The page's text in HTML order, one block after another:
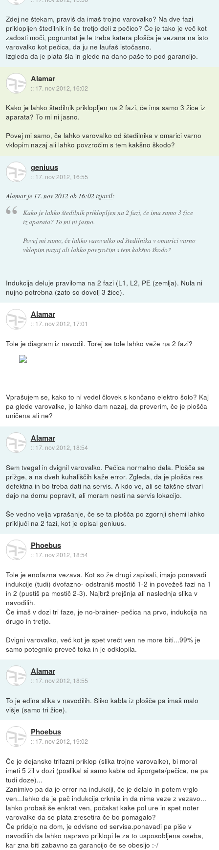
Zdej ne štekam, praviš da imaš trojno varovalko? Na dve fazi
priklopljen štedilnik in še tretjo deli z pečico? Če je tako je več kot
zadosti moči, pogruntat je le treba katera plošča je vezana na isto
varovalko kot pečica, da ju ne laufaš istočasno.
Izgleda da je plata šla in glede na dano paše to pod garancijo.
Alamar
:: 17. nov 2012, 16:02
Kako je lahko štedilnik priklopljen na 2 fazi, če ima samo 3 žice iz
aparata? To mi ni jasno.
Povej mi samo, če lahko varovalko od štedilnika v omarici varno
vklopim nazaj ali lahko povzročim s tem kakšno škodo?
geniuus
:: 17. nov 2012, 16:55
Alamarje 17. nov 2012 ob 16:02 izjavil:
Kako je lahko štedilnik priklopljen na 2 fazi, če ima samo 3 žice
iz aparata? To mi ni jasno.
Povej mi samo, če lahko varovalko od štedilnika v omarici varno
vklopim nazaj ali lahko povzročim s tem kakšno škodo?
Indukcija deluje praviloma na 2 fazi (L1, L2, PE (zemlja). Nula ni
nujno potrebna (zato so dovolj 3 žice).
Alamar
:: 17. nov 2012, 17:01
Tole je diagram iz navodil. Torej se tole lahko veže na 2 fazi?
Vprašujem se, kako to ni vedel človek s končano elektro šolo? Kaj
pa glede varovalke, jo lahko dam nazaj, da preverim, če je plošča
uničena ali ne?
Alamar
:: 17. nov 2012, 18:54
Sem tvegal in dvignil varovalko. Pečica normalno dela. Plošča se
prižge, a na dveh kuhališčih kaže error. Zgleda, da je plošča res
defektna in bo treba dati na servis. A kdo ve, ali se takšne stvari
dajo na domu popravit, ali moram nesti na servis lokacijo.
Še vedno velja vprašanje, če se ta plošča po zgornji shemi lahko
priključi na 2 fazi, kot je opisal geniuus.
Phoebus
:: 17. nov 2012, 18:54
Tole je enofazna vezava. Kot so že drugi zapisali, imajo ponavadi
indukcije (tudi) dvofazno- odstraniš mostič 1-2 in povežeš fazi na 1
in 2 (pustiš pa mostič 2-3). Najbrž prejšnja ali naslednja slika v
navodilih.
Če imaš v dozi tri faze, je no-brainer- pečica na prvo, indukcija na
drugo in tretjo.
Dvigni varovalko, več kot je spet vrečt ven ne more biti...99% je
samo potegnilo preveč toka in je odklopila.
Alamar
:: 17. nov 2012, 18:55
To je edina slika v navodilih. Sliko kabla iz plošče pa imaš malo
višje (samo tri žice).
Phoebus
:: 17. nov 2012, 19:02
Če je dejansko trifazni priklop (slika trojne varovalke), bi moral
imeti 5 žil v dozi (poslikal si samo kable od šporgeta/pečice, ne pa
tudi doze)...
Zanimivo pa da je error na indukciji, če je delalo in potem vrglo
ven...lahko da je pač indukcija crknila in da nima veze z vezavo...
lahko probaš še enkrat ven, počakat kake pol ure in spet noter
varovalke da se plata zresetira če bo pomagalo?
Če pridejo na dom, je odvisno od servisa.ponavadi pa piše v
navodilih da lahko napravo priklopi le za to usposobljena oseba,
kar zna biti zabavno za garancijo če se obesijo :-/